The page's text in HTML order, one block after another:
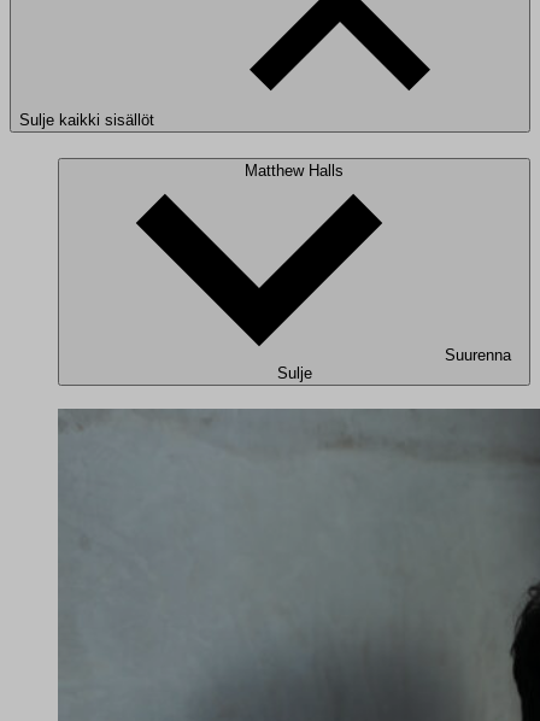
Sulje kaikki sisällöt
Matthew Halls
Suurenna
Sulje